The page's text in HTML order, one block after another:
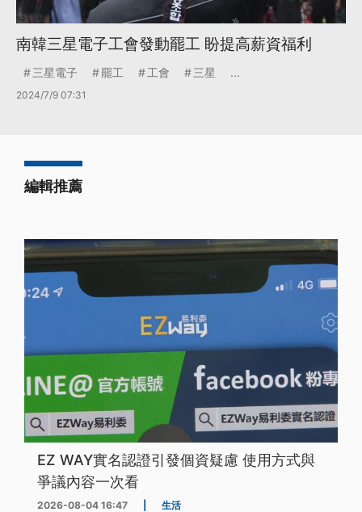
南韓三星電子工會發動罷工 盼提高薪資福利
三星電子 罷工 工會 三星 ...
2024/7/9 07:31
編輯推薦
EZ WAY實名認證引發個資疑慮 使用方式與
爭議內容一次看
2026-08-04 16:47 生活